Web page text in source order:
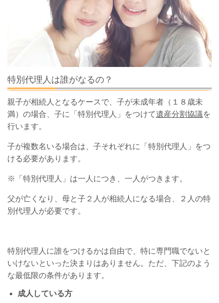
特別代理人は誰がなるの？
親子が相続人となるケースで、子が未成年者（１８歳未
満）の場合、子に「特別代理人」をつけて遺産分割協議を
行います。
子が複数名いる場合は、子それぞれに「特別代理人」をつ
ける必要があります。
※「特別代理人」は一人につき、一人がつきます。
父が亡くなり、母と子２人が相続人になる場合、２人の特
別代理人が必要です。
特別代理人に誰をつけるかは自由で、特に専門職でないと
いけないといった決まりはありません。ただ、下記のよう
な最低限の条件があります。
成人している方